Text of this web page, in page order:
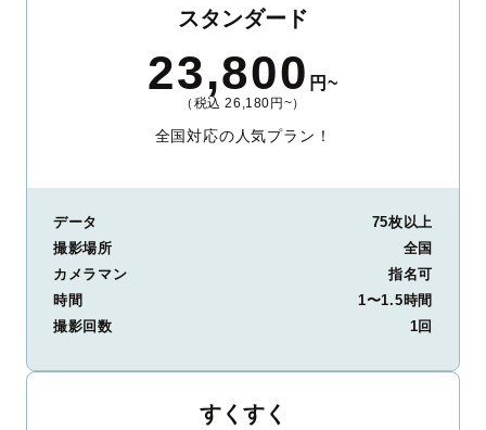
スタンダード
23,800 円~
（税込 26,180円~）
全国対応の人気プラン！
データ
75枚以上
撮影場所
全国
カメラマン
指名可
時間
1〜1.5時間
撮影回数
1回
すくすく